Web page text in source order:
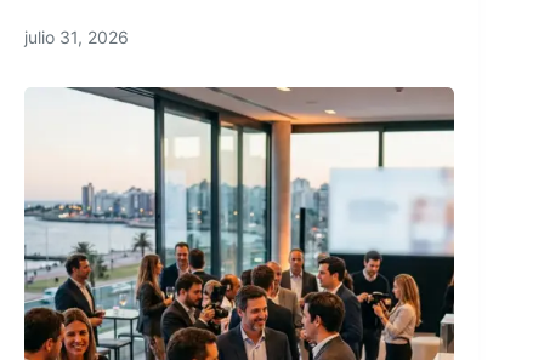
julio 31, 2026